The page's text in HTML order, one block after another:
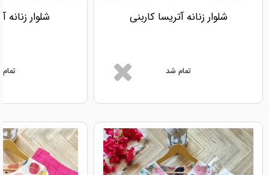
شلوار زنانه آتریسا کاربنی
تمام شد
شلوار زنانه